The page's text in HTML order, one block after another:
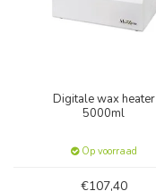
Digitale wax heater
5000ml
Op voorraad
€107,40